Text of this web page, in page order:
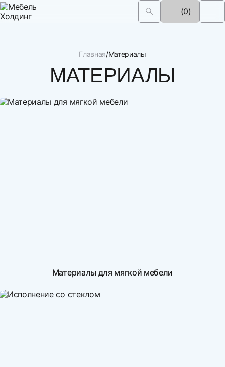
(0)
Главная Материалы
МАТЕРИАЛЫ
Материалы для мягкой мебели